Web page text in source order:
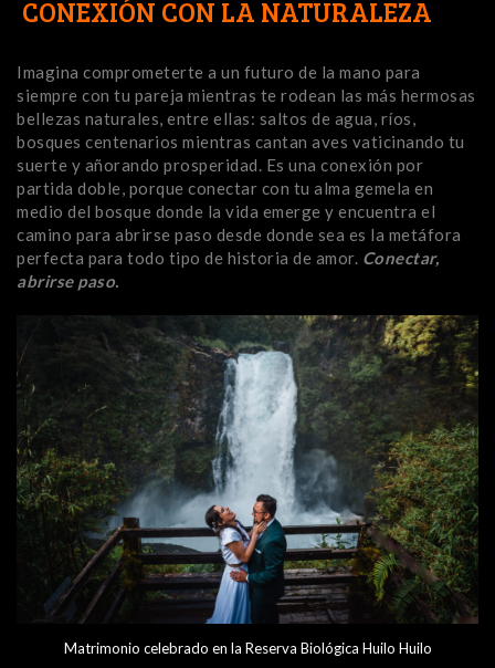
CONEXIÓN CON LA NATURALEZA
Imagina comprometerte a un futuro de la mano para
siempre con tu pareja mientras te rodean las más hermosas
bellezas naturales, entre ellas: saltos de agua, ríos,
bosques centenarios mientras cantan aves vaticinando tu
suerte y añorando prosperidad. Es una conexión por
partida doble, porque conectar con tu alma gemela en
medio del bosque donde la vida emerge y encuentra el
camino para abrirse paso desde donde sea es la metáfora
perfecta para todo tipo de historia de amor. Conectar,
abrirse paso.
Matrimonio celebrado en la Reserva Biológica Huilo Huilo